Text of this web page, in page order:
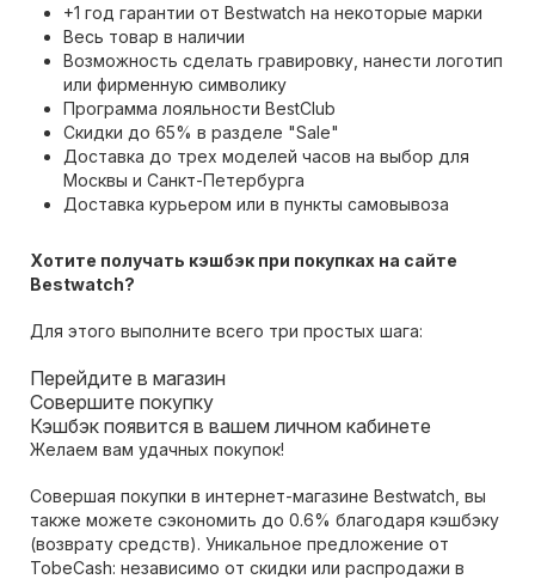
+1 год гарантии от Bestwatch на некоторые марки
Весь товар в наличии
Возможность сделать гравировку, нанести логотип
или фирменную символику
Программа лояльности BestClub
Скидки до 65% в разделе "Sale"
Доставка до трех моделей часов на выбор для
Москвы и Санкт-Петербурга
Доставка курьером или в пункты самовывоза
Хотите получать кэшбэк при покупках на сайте
Bestwatch?
Для этого выполните всего три простых шага:
Перейдите в магазин
Совершите покупку
Кэшбэк появится в вашем личном кабинете
Желаем вам удачных покупок!
Совершая покупки в интернет-магазине Bestwatch, вы
также можете сэкономить до 0.6% благодаря кэшбэку
(возврату средств). Уникальное предложение от
TobeCash: независимо от скидки или распродажи в